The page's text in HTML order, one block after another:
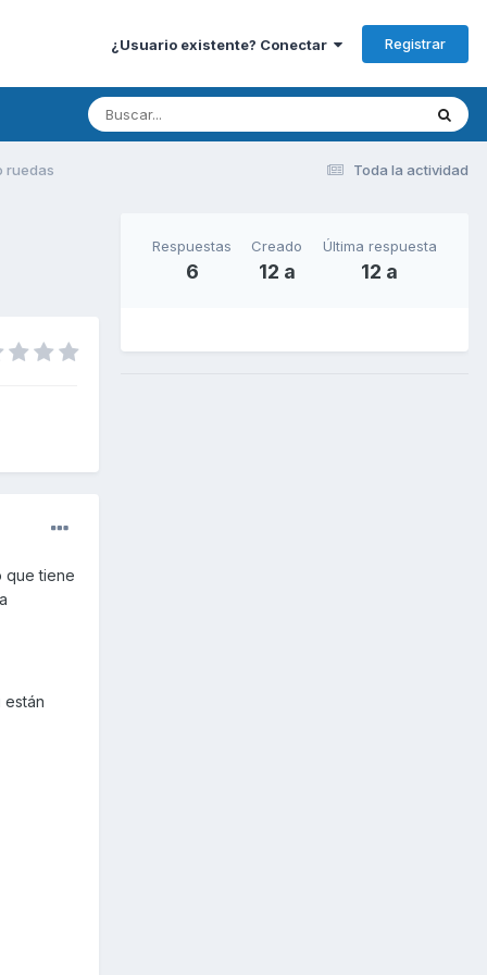
¿Usuario existente? Conectar Registrar
Toda la actividad
ruedas
que tiene
están
Respuestas
6
Creado
12 a
Última respuesta
12 a